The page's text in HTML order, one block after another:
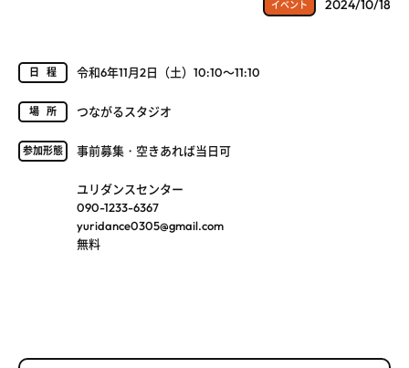
イベント 2024/10/18
日程 令和6年11月2日（土）10:10～11:10
場所 つながるスタジオ
参加形態 事前募集・空きあれば当日可
ユリダンスセンター
090-1233-6367
yuridance0305@gmail.com
無料